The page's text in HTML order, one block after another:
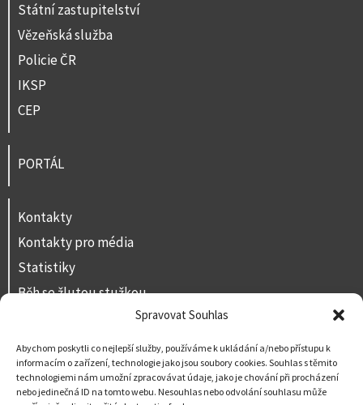
Spravovat Souhlas
Abychom poskytli co nejlepší služby, používáme k ukládání a/nebo přístupu k
informacím o zařízení, technologie jako jsou soubory cookies. Souhlas s těmito
technologiemi nám umožní zpracovávat údaje, jako je chování při procházení
nebo jedinečná ID na tomto webu. Nesouhlas nebo odvolání souhlasu může
Státní zastupitelství
Vězeňská služba
Policie ČR
IKSP
CEP
PORTÁL
Kontakty
Kontakty pro média
Statistiky
Běh se žlutou stužkou
Prohlášení o přístupnosti
Napište nám